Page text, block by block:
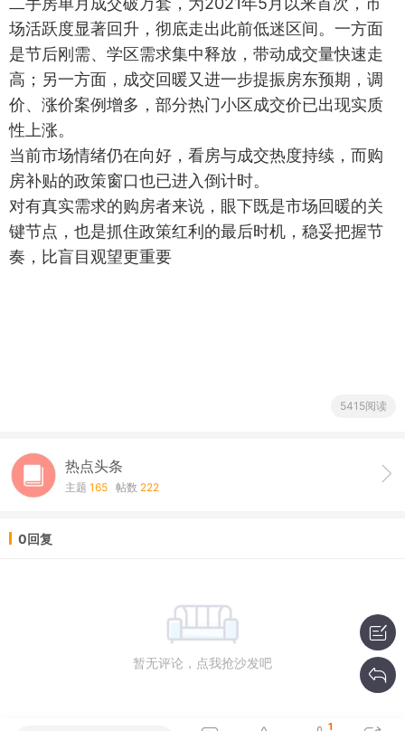
场活跃度显著回升，彻底走出此前低迷区间。一方面
是节后刚需、学区需求集中释放，带动成交量快速走
高；另一方面，成交回暖又进一步提振房东预期，调
价、涨价案例增多，部分热门小区成交价已出现实质
性上涨。
当前市场情绪仍在向好，看房与成交热度持续，而购
房补贴的政策窗口也已进入倒计时。
对有真实需求的购房者来说，眼下既是市场回暖的关
键节点，也是抓住政策红利的最后时机，稳妥把握节
奏，比盲目观望更重要
5415阅读
热点头条
主题 165 帖数 222
0回复
暂无评论，点我抢沙发吧
1